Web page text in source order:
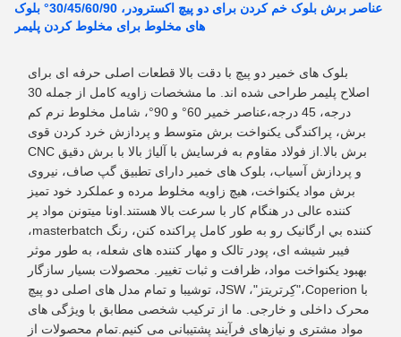
عناصر برش بلوک خم کردن برای دو پیچ اکسترودر، 30/45/60/90° بلوک
های مخلوط برای مخلوط کردن پلیمر
بلوک های خمیر دو پیچ با دقت بالا قطعات اصلی حرفه ای برای
اصلاح پلیمر طراحی شده اند. ما مشخصات زاویه کامل از جمله 30
درجه، 45 درجه،عناصر خمیر 60° و 90°، شامل مخلوط نرم کم
برش، پراکندگی یکنواخت برش متوسط و پردازش خرد کردن قوی
برش بالا.از فولاد مقاوم به فرسایش با آلیاژ بالا با برش دقیق CNC
و پردازش آسیاب، بلوک های خمیر دارای تطبیق گپ صاف، نیروی
برش مواد یکنواخت، هیچ زاویه مخلوط مرده و عملکرد خود تمیز
کننده عالی در هنگام کار با سرعت بالا هستند.اونا ميتونن مواد پر
کننده بي ارگانیک رو به طور کامل پراکنده کنن، رنگ masterbatch،
فیبر شیشه ای، پودر تالک و مهار کننده های شعله، به طور موثر
بهبود یکنواخت مواد، ظرافت و ثبات تغییر. محصولات بسیار سازگار
با Coperion،"کِرتریتز"، JSW، توشیبا و تمام مدل های اصلی دو پیچ
محرک داخلی و خارجی. ما از ترکیب شخصی مطابق با ویژگی های
مواد مشتری و نیازهای فرآیند پشتیبانی می کنیم.تمام محصولات از